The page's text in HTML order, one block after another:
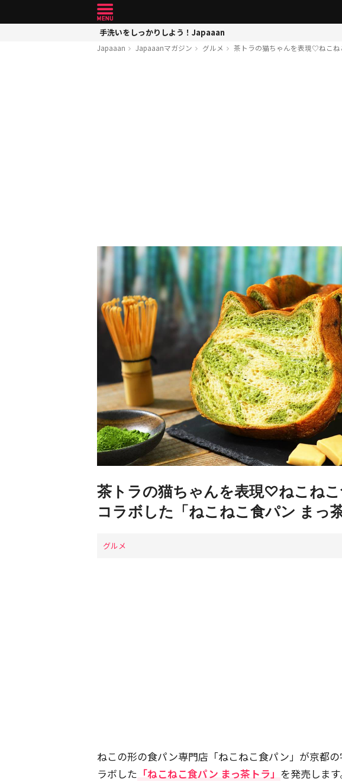
手洗いをしっかりしよう！Japaaan
Japaaan Japaaanマガジン グルメ 茶トラの猫ちゃんを表現♡ねこ
茶トラの猫ちゃんを表現♡ねこねこ
コラボした「ねこねこ食パン まっ
グルメ
ねこの形の食パン専門店「ねこねこ食パン」が京都
ラボした 「ねこねこ食パン まっ茶トラ」 を発売します